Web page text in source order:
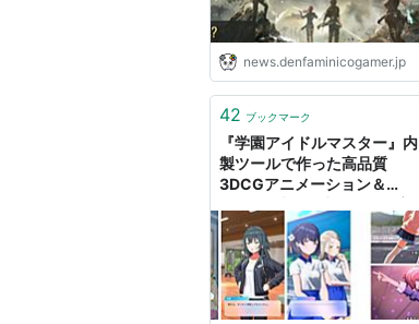
news.denfaminicogamer.jp
42 ブックマーク
『学園アイドルマスター』内
製ツールで作った高品質
3DCGアニメーション＆
装事例【CEDEC2025】｜
ゲームメーカーズ